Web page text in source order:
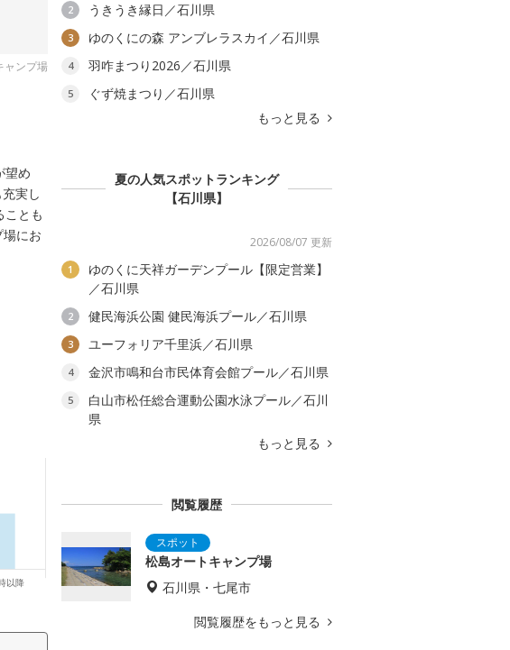
ャンプ場
望め
実し
ことも
にお
2 うきうき縁日／石川県
3 ゆのくにの森 アンブレラスカイ／石川県
4 羽咋まつり2026／石川県
5
ぐず焼まつり／石川県
もっと見る
夏の人気スポットランキング
【石川県】
2026/08/07 更新
1
ゆのくに天祥ガーデンプール【限定営業】
／石川県
2 健民海浜公園 健民海浜プール／石川県
3 ユーフォリア千里浜／石川県
4 金沢市鳴和台市民体育会館プール／石川県
5
白山市松任総合運動公園水泳プール／石川
県
もっと見る
閲覧履歴
松島オートキャンプ場
石川県・七尾市
閲覧履歴をもっと見る